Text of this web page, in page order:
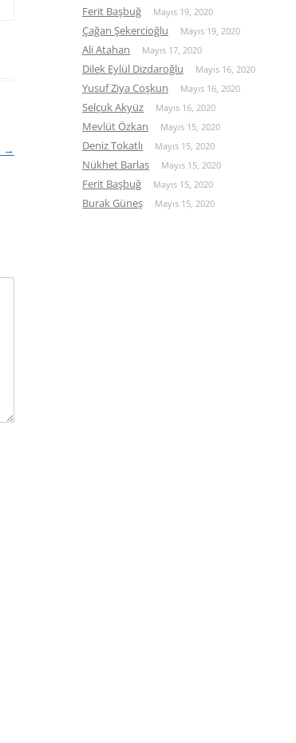
→
Ferit Başbuğ Mayıs 19, 2020
Çağan Şekercioğlu Mayıs 19, 2020
Ali Atahan Mayıs 17, 2020
Dilek Eylül Dizdaroğlu Mayıs 16, 2020
Yusuf Ziya Coşkun Mayıs 16, 2020
Selçuk Akyüz Mayıs 16, 2020
Mevlüt Özkan Mayıs 15, 2020
Deniz Tokatlı Mayıs 15, 2020
Nükhet Barlas Mayıs 15, 2020
Ferit Başbuğ Mayıs 15, 2020
Burak Güneş Mayıs 15, 2020